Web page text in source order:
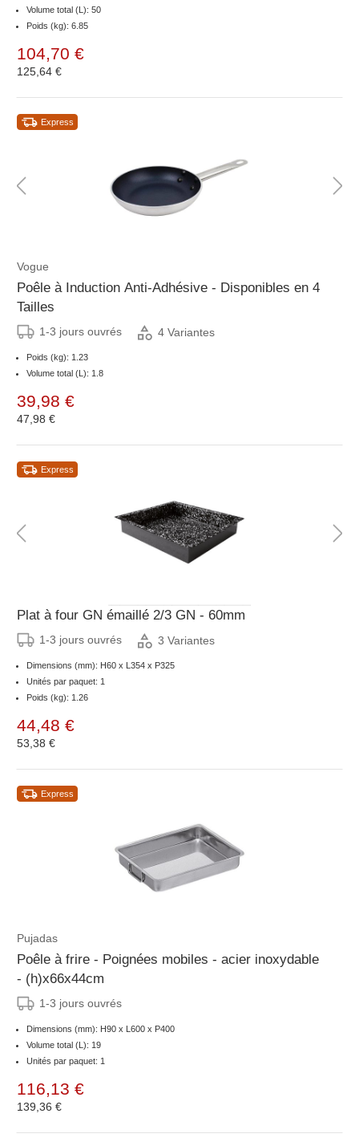
Volume total (L): 50
Poids (kg): 6.85
104,70 €
125,64 €
Express
Vogue
Poêle à Induction Anti-Adhésive - Disponibles en 4
Tailles
1-3 jours ouvrés 4 Variantes
Poids (kg): 1.23
Volume total (L): 1.8
39,98 €
47,98 €
Express
Plat à four GN émaillé 2/3 GN - 60mm
1-3 jours ouvrés 3 Variantes
Dimensions (mm): H60 x L354 x P325
Unités par paquet: 1
Poids (kg): 1.26
44,48 €
53,38 €
Express
Pujadas
Poêle à frire - Poignées mobiles - acier inoxydable
- (h)x66x44cm
1-3 jours ouvrés
Dimensions (mm): H90 x L600 x P400
Volume total (L): 19
Unités par paquet: 1
116,13 €
139,36 €